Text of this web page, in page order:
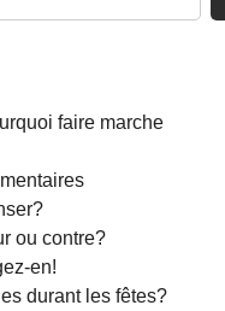
faire marche
ou contre?
en!
durant les fêtes?